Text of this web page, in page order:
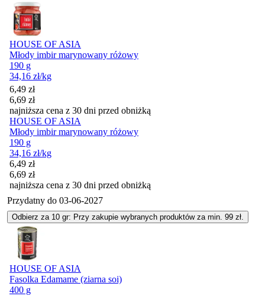
HOUSE OF ASIA
Młody imbir marynowany różowy
190 g
34,16 zł/kg
Cena promocyjna
6,49 zł
6,69 zł
najniższa cena z 30 dni przed obniżką
HOUSE OF ASIA
Młody imbir marynowany różowy
190 g
34,16 zł/kg
Cena promocyjna
6,49 zł
6,69 zł
najniższa cena z 30 dni przed obniżką
Przydatny do 03-06-2027
Odbierz za 10 gr: Przy zakupie wybranych produktów za min. 99 zł.
HOUSE OF ASIA
Fasolka Edamame (ziarna soi)
400 g